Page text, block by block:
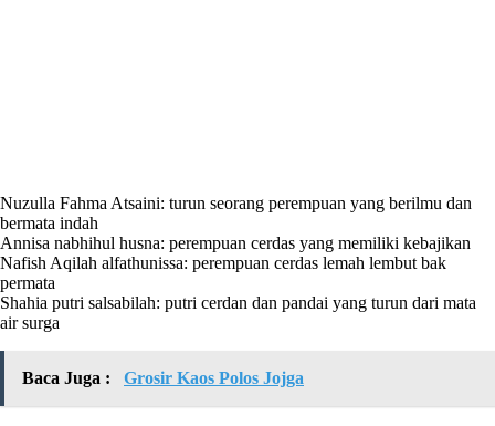
Nuzulla Fahma Atsaini: turun seorang perempuan yang berilmu dan
bermata indah
Annisa nabhihul husna: perempuan cerdas yang memiliki kebajikan
Nafish Aqilah alfathunissa: perempuan cerdas lemah lembut bak
permata
Shahia putri salsabilah: putri cerdan dan pandai yang turun dari mata
air surga
Baca Juga : Grosir Kaos Polos Jojga